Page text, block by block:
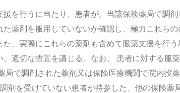
を行うに当たり、患者が、当該保険薬局で調
薬剤を服用していないか確認し、極力これら
、実際にこれらの薬剤も含めて服薬支援を行
適切な措置を講じる。なお、 患者に対する服
局で調剤された薬剤又は保険医療機関で院内投
剤を受けていない患者が持参した、他の保険薬